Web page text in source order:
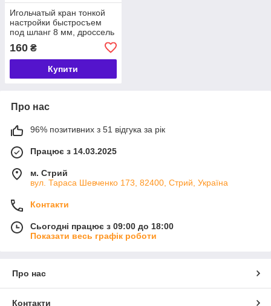
Игольчатый кран тонкой
настройки быстросъем
под шланг 8 мм, дроссель
160 ₴
Купити
Про нас
96% позитивних з 51 відгука за рік
Працює з 14.03.2025
м. Стрий
вул. Тараса Шевченко 173, 82400, Стрий, Україна
Контакти
Сьогодні працює з 09:00 до 18:00
Показати весь графік роботи
Про нас
Контакти